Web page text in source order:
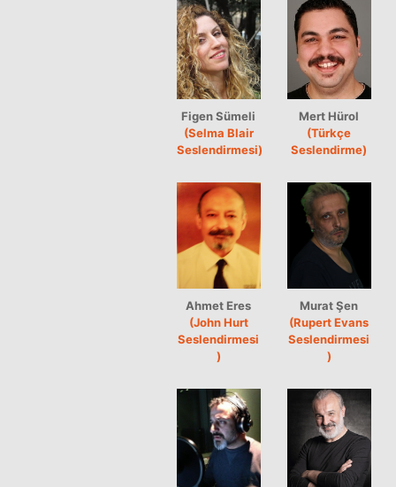
Figen Sümeli
(Selma Blair
Seslendirmesi)
Mert Hürol
(Türkçe
Seslendirme)
Ahmet Eres
(John Hurt
Seslendirmesi
)
Murat Şen
(Rupert Evans
Seslendirmesi
)